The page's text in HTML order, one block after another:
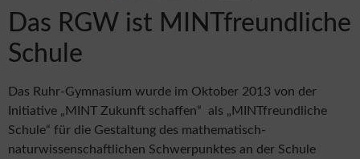
Das RGW ist MINTfreundliche
Schule
Das Ruhr-Gymnasium wurde im Oktober 2013 von der
Initiative „MINT Zukunft schaffen“ als „MINTfreundliche
Schule“ für die Gestaltung des mathematisch-
naturwissenschaftlichen Schwerpunktes an der Schule